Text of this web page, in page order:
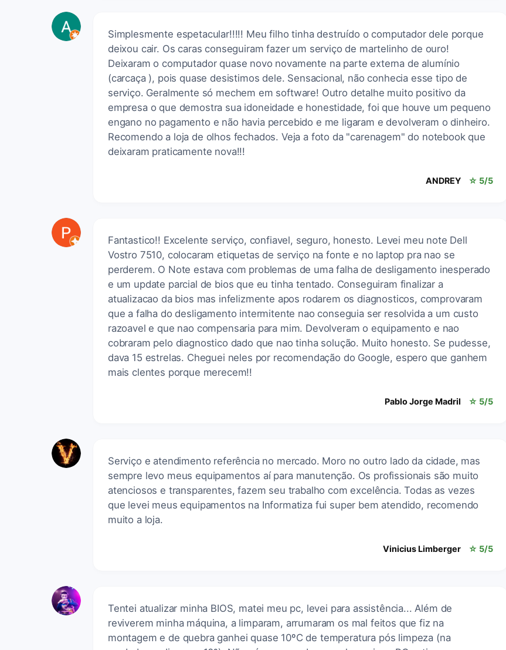
Simplesmente espetacular!!!!! Meu filho tinha destruído o computador dele porque
deixou cair. Os caras conseguiram fazer um serviço de martelinho de ouro!
Deixaram o computador quase novo novamente na parte externa de alumínio
(carcaça ), pois quase desistimos dele. Sensacional, não conhecia esse tipo de
serviço. Geralmente só mechem em software! Outro detalhe muito positivo da
empresa o que demostra sua idoneidade e honestidade, foi que houve um pequeno
engano no pagamento e não havia percebido e me ligaram e devolveram o dinheiro.
Recomendo a loja de olhos fechados. Veja a foto da "carenagem" do notebook que
deixaram praticamente nova!!!
ANDREY ☆ 5/5
Fantastico!! Excelente serviço, confiavel, seguro, honesto. Levei meu note Dell
Vostro 7510, colocaram etiquetas de serviço na fonte e no laptop pra nao se
perderem. O Note estava com problemas de uma falha de desligamento inesperado
e um update parcial de bios que eu tinha tentado. Conseguiram finalizar a
atualizacao da bios mas infelizmente apos rodarem os diagnosticos, comprovaram
que a falha do desligamento intermitente nao conseguia ser resolvida a um custo
razoavel e que nao compensaria para mim. Devolveram o equipamento e nao
cobraram pelo diagnostico dado que nao tinha solução. Muito honesto. Se pudesse,
dava 15 estrelas. Cheguei neles por recomendação do Google, espero que ganhem
mais clentes porque merecem!!
Pablo Jorge Madril ☆ 5/5
Serviço e atendimento referência no mercado. Moro no outro lado da cidade, mas
sempre levo meus equipamentos aí para manutenção. Os profissionais são muito
atenciosos e transparentes, fazem seu trabalho com excelência. Todas as vezes
que levei meus equipamentos na Informatiza fui super bem atendido, recomendo
muito a loja.
Vinicius Limberger ☆ 5/5
Tentei atualizar minha BIOS, matei meu pc, levei para assistência... Além de
reviverem minha máquina, a limparam, arrumaram os mal feitos que fiz na
montagem e de quebra ganhei quase 10ºC de temperatura pós limpeza (na